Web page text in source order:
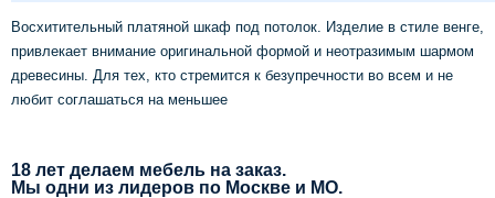
Восхитительный платяной шкаф под потолок. Изделие в стиле венге,
привлекает внимание оригинальной формой и неотразимым шармом
древесины. Для тех, кто стремится к безупречности во всем и не
любит соглашаться на меньшее
18 лет делаем мебель на заказ.
Мы одни из лидеров по Москве и МО.